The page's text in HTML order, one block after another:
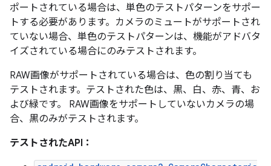
ポートされている場合は、単色のテストパターンをサポー
トする必要があります。カメラのミュートがサポートされ
ていない場合、単色のテストパターンは、機能がアドバタ
イズされている場合にのみテストされます。
RAW画像がサポートされている場合は、色の割り当ても
テストされます。テストされた色は、黒、白、赤、青、お
よび緑です。 RAW画像をサポートしていないカメラの場
合、黒のみがテストされます。
テストされたAPI：